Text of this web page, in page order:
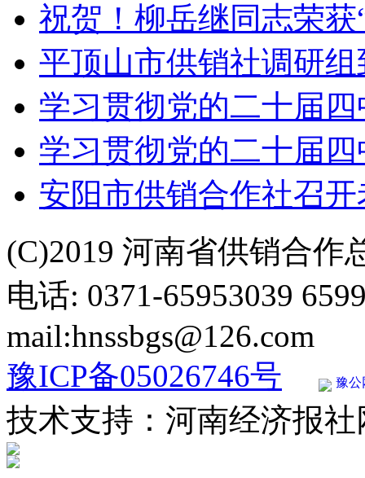
祝贺！柳岳继同志荣
平顶山市供销社调研
学习贯彻党的二十届
学习贯彻党的二十届
安阳市供销合作社召
(C)2019 河南省供销合作
电话: 0371-65953039
mail:hnssbgs@126.com
豫ICP备05026746号
豫公
技术支持：河南经济报社